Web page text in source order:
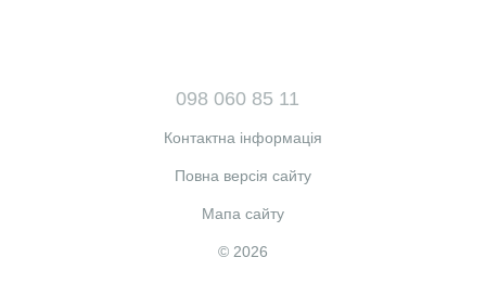
098 060 85 11
Контактна інформація
Повна версія сайту
Мапа сайту
© 2026